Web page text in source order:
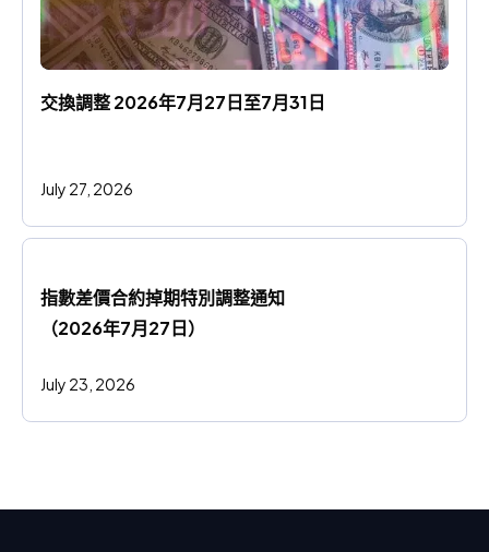
交換調整 2026年7月27日至7月31日
July 27, 2026
指數差價合約掉期特別調整通知
（2026年7月27日）
July 23, 2026